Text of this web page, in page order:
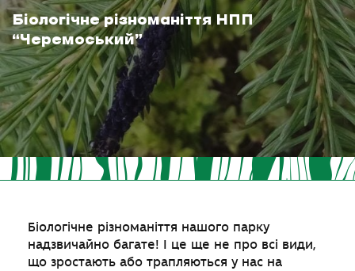
Біологічне різноманіття НПП
“Черемоський”
Біологічне різноманіття нашого парку
надзвичайно багате! І це ще не про всі види,
що зростають або трапляються у нас на